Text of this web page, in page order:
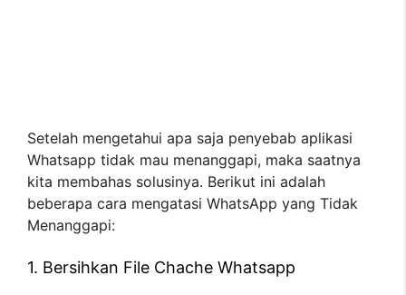
Setelah mengetahui apa saja penyebab aplikasi
Whatsapp tidak mau menanggapi, maka saatnya
kita membahas solusinya. Berikut ini adalah
beberapa cara mengatasi WhatsApp yang Tidak
Menanggapi:
1. Bersihkan File Chache Whatsapp